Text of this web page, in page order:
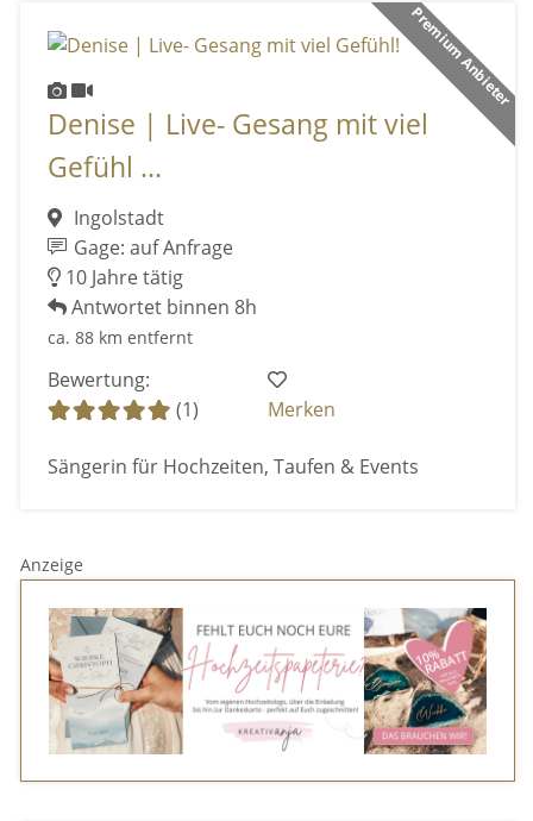
Premium Anbieter
Denise | Live- Gesang mit viel
Gefühl ...
Ingolstadt
Gage: auf Anfrage
10 Jahre tätig
Antwortet binnen 8h
ca. 88 km entfernt
Bewertung:
(1)
Merken
Sängerin für Hochzeiten, Taufen & Events
Anzeige